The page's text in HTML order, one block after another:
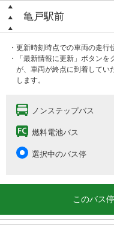
亀戸駅前
・更新時刻時点での車両の走行
・「最新情報に更新」ボタン
が、車両が終点に到着してい
します。
ノンステップバス
燃料電池バス
選択中のバス停
このバス